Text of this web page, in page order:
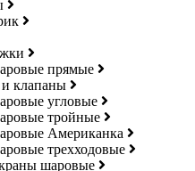
прямые
клапаны
угловые
тройные
Американка
трехходовые
шаровые